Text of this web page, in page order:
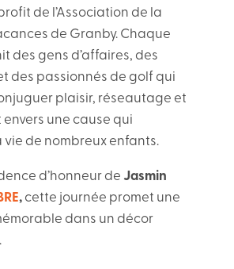
de l’Association de la
de Granby. Chaque
des gens d’affaires, des
des passionnés de golf qui
plaisir, réseautage et
une cause qui
vie de nombreux enfants.
d’honneur de Jasmin
, cette journée promet une
dans un décor